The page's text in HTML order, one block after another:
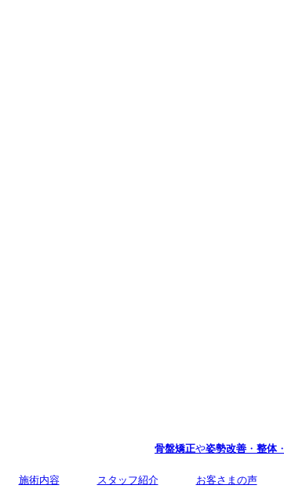
骨盤矯正や姿勢改善 ・ 整体・
施術内容 スタッフ紹介 お客さまの声